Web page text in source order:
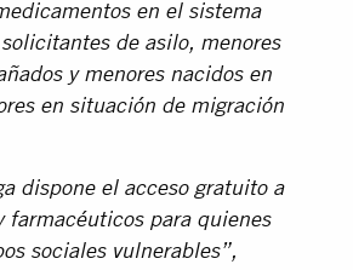
en el sistema
de asilo, menores
y menores nacidos en
en situación de migración
dispone el acceso gratuito a
farmacéuticos para quienes
sociales vulnerables”,